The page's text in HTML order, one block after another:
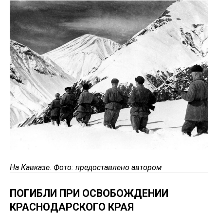
На Кавказе. Фото: предоставлено автором
ПОГИБЛИ ПРИ ОСВОБОЖДЕНИИ
КРАСНОДАРСКОГО КРАЯ